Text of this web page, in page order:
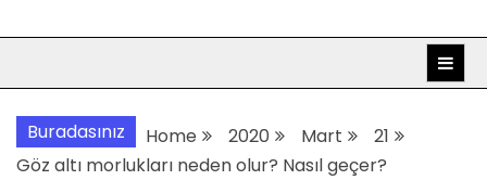
Dermatoloji uzmanı Dr.
Şafak Metekoğlu Akalın
Buradasınız Home 2020 Mart
21
Göz altı morlukları neden olur? Nasıl geçer?